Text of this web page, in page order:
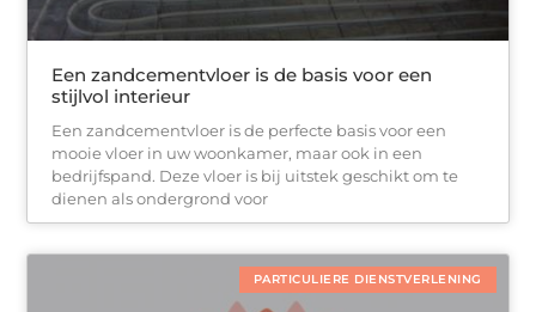
Een zandcementvloer is de basis voor een
stijlvol interieur
Een zandcementvloer is de perfecte basis voor een
mooie vloer in uw woonkamer, maar ook in een
bedrijfspand. Deze vloer is bij uitstek geschikt om te
dienen als ondergrond voor
PARTICULIERE DIENSTVERLENING